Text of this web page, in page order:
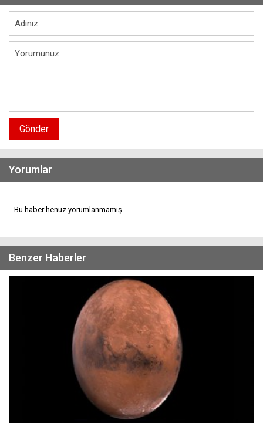
Gönder
Yorumlar
Bu haber henüz yorumlanmamış...
Benzer Haberler